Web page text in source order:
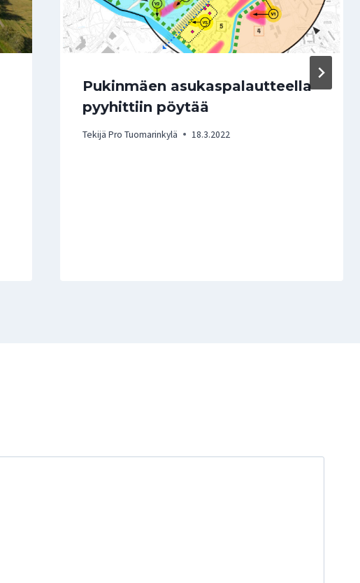
Pukinmäen asukaspalautteella
pyyhittiin pöytää
Tekijä Pro Tuomarinkylä 18.3.2022